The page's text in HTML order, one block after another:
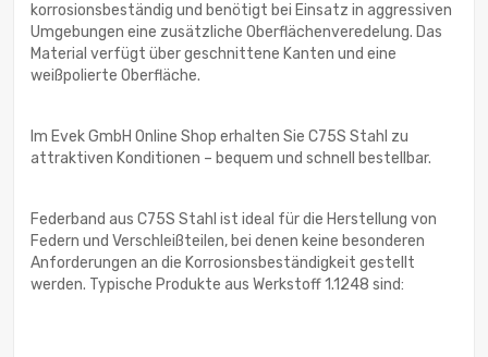
korrosionsbeständig und benötigt bei Einsatz in aggressiven
Umgebungen eine zusätzliche Oberflächenveredelung. Das
Material verfügt über geschnittene Kanten und eine
weißpolierte Oberfläche.
Im Evek GmbH Online Shop erhalten Sie C75S Stahl zu
attraktiven Konditionen – bequem und schnell bestellbar.
Federband aus C75S Stahl ist ideal für die Herstellung von
Federn und Verschleißteilen, bei denen keine besonderen
Anforderungen an die Korrosionsbeständigkeit gestellt
werden. Typische Produkte aus Werkstoff 1.1248 sind: